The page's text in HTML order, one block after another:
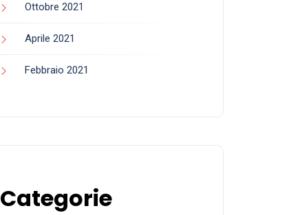
Ottobre 2021
Aprile 2021
Febbraio 2021
Categorie